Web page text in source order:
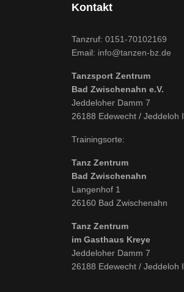
Kontakt
Tanzruf: 0151-70102169
Email: info@tanzen-bz.de
Tanzsport Zentrum
Bad Zwischenahn e.V.
Jeddeloher Damm 7
26188 Edewecht / Jeddeloh I
Trainingsorte:
Tanz Zentrum
Bad Zwischenahn
Langenhof 1
26160 Bad Zwischenahn
Tanz Zentrum
im Gasthaus Kreye
Jeddeloher Damm 7
26188 Edewecht / Jeddeloh I